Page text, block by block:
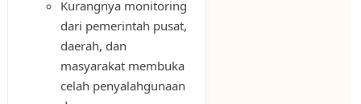
Kurangnya monitoring
dari pemerintah pusat,
daerah, dan
masyarakat membuka
celah penyalahgunaan